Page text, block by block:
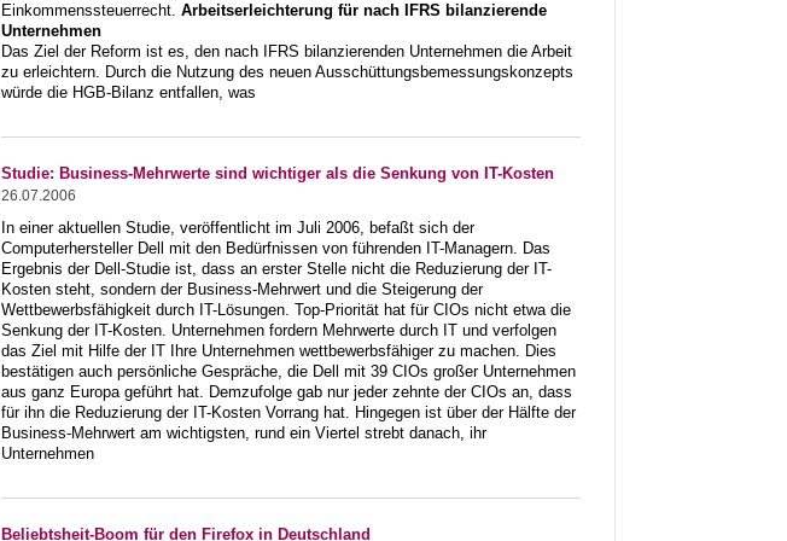
Einkommenssteuerrecht. Arbeitserleichterung für nach IFRS bilanzierende
Unternehmen
Das Ziel der Reform ist es, den nach IFRS bilanzierenden Unternehmen die Arbeit
zu erleichtern. Durch die Nutzung des neuen Ausschüttungsbemessungskonzepts
würde die HGB-Bilanz entfallen, was
Studie: Business-Mehrwerte sind wichtiger als die Senkung von IT-Kosten
26.07.2006
In einer aktuellen Studie, veröffentlicht im Juli 2006, befaßt sich der
Computerhersteller Dell mit den Bedürfnissen von führenden IT-Managern. Das
Ergebnis der Dell-Studie ist, dass an erster Stelle nicht die Reduzierung der IT-
Kosten steht, sondern der Business-Mehrwert und die Steigerung der
Wettbewerbsfähigkeit durch IT-Lösungen. Top-Priorität hat für CIOs nicht etwa die
Senkung der IT-Kosten. Unternehmen fordern Mehrwerte durch IT und verfolgen
das Ziel mit Hilfe der IT Ihre Unternehmen wettbewerbsfähiger zu machen. Dies
bestätigen auch persönliche Gespräche, die Dell mit 39 CIOs großer Unternehmen
aus ganz Europa geführt hat. Demzufolge gab nur jeder zehnte der CIOs an, dass
für ihn die Reduzierung der IT-Kosten Vorrang hat. Hingegen ist über der Hälfte der
Business-Mehrwert am wichtigsten, rund ein Viertel strebt danach, ihr
Unternehmen
Beliebtsheit-Boom für den Firefox in Deutschland